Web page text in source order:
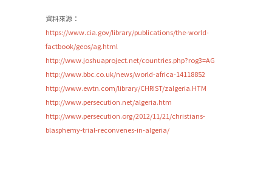
資料來源：
https://www.cia.gov/library/publications/the-world-
factbook/geos/ag.html
http://www.joshuaproject.net/countries.php?rog3=AG
http://www.bbc.co.uk/news/world-africa-14118852
http://www.ewtn.com/library/CHRIST/zalgeria.HTM
http://www.persecution.net/algeria.htm
http://www.persecution.org/2012/11/21/christians-
blasphemy-trial-reconvenes-in-algeria/